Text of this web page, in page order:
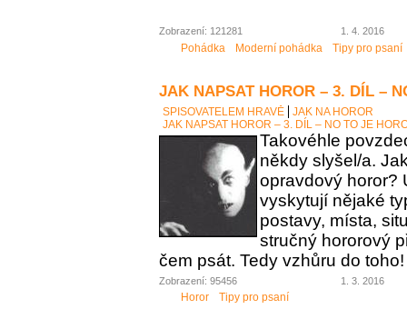
Zobrazení: 121281 1. 4. 2016
Pohádka Moderní pohádka Tipy pro psaní
JAK NAPSAT HOROR – 3. DÍL –
SPISOVATELEM HRAVĚ
JAK NA HOROR
JAK NAPSAT HOROR – 3. DÍL – NO TO JE
Takovéhle
někdy slyšel/a.
opravdový horor?
vyskytují nějaké
postavy, místa,
stručný hororový
čem psát. Tedy vzhůru do toho!
Zobrazení: 95456 1. 3. 2016
Horor Tipy pro psaní